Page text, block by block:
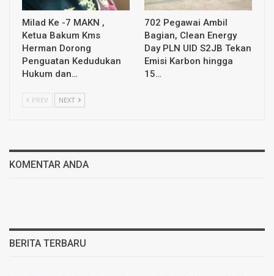
Milad Ke -7 MAKN ,
Ketua Bakum Kms
Herman Dorong
Penguatan Kedudukan
Hukum dan…
702 Pegawai Ambil
Bagian, Clean Energy
Day PLN UID S2JB Tekan
Emisi Karbon hingga
15…
PREV NEXT
KOMENTAR ANDA
BERITA TERBARU